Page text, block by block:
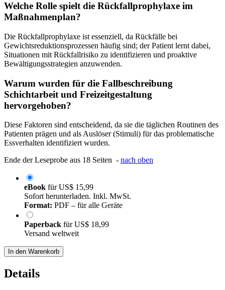
Welche Rolle spielt die Rückfallprophylaxe im
Maßnahmenplan?
Die Rückfallprophylaxe ist essenziell, da Rückfälle bei
Gewichtsreduktionsprozessen häufig sind; der Patient lernt dabei,
Situationen mit Rückfallrisiko zu identifizieren und proaktive
Bewältigungsstrategien anzuwenden.
Warum wurden für die Fallbeschreibung
Schichtarbeit und Freizeitgestaltung
hervorgehoben?
Diese Faktoren sind entscheidend, da sie die täglichen Routinen des
Patienten prägen und als Auslöser (Stimuli) für das problematische
Essverhalten identifiziert wurden.
Ende der Leseprobe aus 18 Seiten - nach oben
eBook fürUS$ 15,99
Sofort herunterladen. Inkl. MwSt.
Format: PDF – für alle Geräte
Paperback fürUS$ 18,99
Versand weltweit
In den Warenkorb
Details